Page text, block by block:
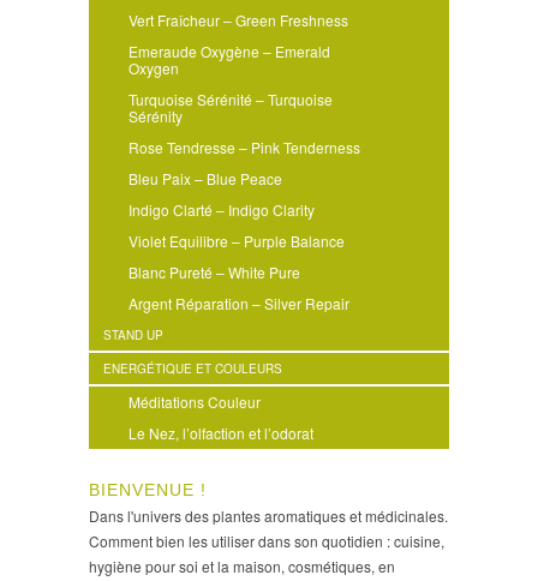
Vert Fraîcheur – Green Freshness
Emeraude Oxygène – Emerald
Oxygen
Turquoise Sérénité – Turquoise
Sérénity
Rose Tendresse – Pink Tenderness
Bleu Paix – Blue Peace
Indigo Clarté – Indigo Clarity
Violet Equilibre – Purple Balance
Blanc Pureté – White Pure
Argent Réparation – Silver Repair
STAND UP
ENERGÉTIQUE ET COULEURS
Méditations Couleur
Le Nez, l’olfaction et l’odorat
BIENVENUE !
Dans l'univers des plantes aromatiques et médicinales.
Comment bien les utiliser dans son quotidien : cuisine,
hygiène pour soi et la maison, cosmétiques, en